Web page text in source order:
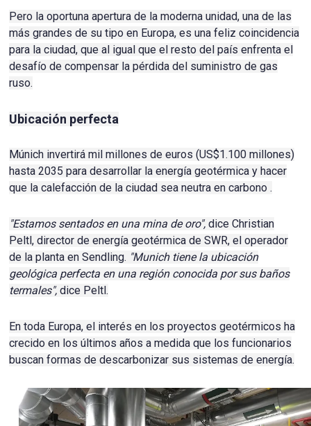
Pero la oportuna apertura de la moderna unidad, una de las
más grandes de su tipo en Europa, es una feliz coincidencia
para la ciudad, que al igual que el resto del país enfrenta el
desafío de compensar la pérdida del suministro de gas
ruso.
Ubicación perfecta
Múnich invertirá mil millones de euros (US$1.100 millones)
hasta 2035 para desarrollar laenergía geotérmica y hacer
que la calefacción de la ciudad seaneutra en carbono .
"Estamos sentados en una mina de oro", dice Christian
Peltl, director de energía geotérmica de SWR, el operador
de la planta en Sendling. "Munich tiene la ubicación
geológica perfecta en una región conocida por sus baños
termales",dice Peltl.
En toda Europa, el interés en los proyectos geotérmicos ha
crecido en los últimos años a medida que los funcionarios
buscan formas de descarbonizar sus sistemas de energía.